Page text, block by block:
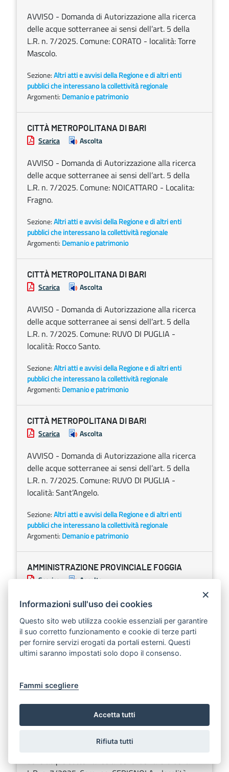
AVVISO - Domanda di Autorizzazione alla ricerca
delle acque sotterranee ai sensi dell’art. 5 della
L.R. n. 7/2025. Comune: CORATO - località: Torre
Mascolo.
Sezione:Altri atti e avvisi della Regione e di altri enti
pubblici che interessano la collettività regionale
Argomenti: Demanio e patrimonio
CITTÀ METROPOLITANA DI BARI
Scarica Ascolta
AVVISO - Domanda di Autorizzazione alla ricerca
delle acque sotterranee ai sensi dell’art. 5 della
L.R. n. 7/2025. Comune: NOICATTARO - Localita:
Fragno.
Sezione:Altri atti e avvisi della Regione e di altri enti
pubblici che interessano la collettività regionale
Argomenti: Demanio e patrimonio
CITTÀ METROPOLITANA DI BARI
Scarica Ascolta
AVVISO - Domanda di Autorizzazione alla ricerca
delle acque sotterranee ai sensi dell’art. 5 della
L.R. n. 7/2025. Comune: RUVO DI PUGLIA -
località: Rocco Santo.
Sezione:Altri atti e avvisi della Regione e di altri enti
pubblici che interessano la collettività regionale
Argomenti: Demanio e patrimonio
CITTÀ METROPOLITANA DI BARI
Scarica Ascolta
AVVISO - Domanda di Autorizzazione alla ricerca
delle acque sotterranee ai sensi dell’art. 5 della
L.R. n. 7/2025. Comune: RUVO DI PUGLIA -
località: Sant’Angelo.
Sezione:Altri atti e avvisi della Regione e di altri enti
pubblici che interessano la collettività regionale
Argomenti: Demanio e patrimonio
AMMINISTRAZIONE PROVINCIALE FOGGIA
Scarica Ascolta
AVVISO - Domanda di Autorizzazione alla ricerca
L.R. n. 7/2025. Comune: ASCOLI SATRIANO -
località: Varcaturo.
Altri atti e avvisi della Regione e di altri enti
Argomenti:Demanio e patrimonio
AMMINISTRAZIONE PROVINCIALE FOGGIA
Scarica Ascolta
delle acque sotterranee ai sensi dell’art. 5 della
×
Informazioni sull'uso dei cookies
Questo sito web utilizza cookie essenziali per garantire
il suo corretto funzionamento e cookie di terze parti
per fornire servizi erogati da portali esterni. Questi
ultimi saranno impostati solo dopo il consenso.
Fammi scegliere
Accetta tutti
Rifiuta tutti